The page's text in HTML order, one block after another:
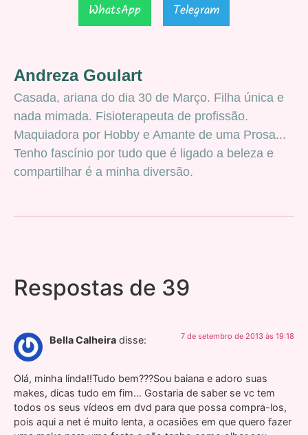
WhatsApp
Telegram
Andreza Goulart
Casada, ariana do dia 30 de Março. Filha única e
nada mimada. Fisioterapeuta de profissão.
Maquiadora por Hobby e Amante de uma Prosa...
Tenho fascínio por tudo que é ligado a beleza e
compartilhar é a minha diversão.
Respostas de 39
Bella Calheira disse: 7 de setembro de 2013 às 19:18
Olá, minha linda!!Tudo bem???Sou baiana e adoro suas
makes, dicas tudo em fim… Gostaria de saber se vc tem
todos os seus vídeos em dvd para que possa compra-los,
pois aqui a net é muito lenta, a ocasiões em que quero fazer